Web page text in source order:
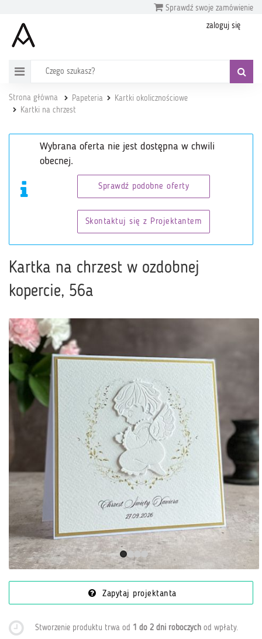
Sprawdź swoje zamówienie
zaloguj się
Strona główna Papeteria
Kartki okolicznościowe
Kartki na chrzest
Wybrana oferta nie jest dostępna w chwili
obecnej.
Sprawdź podobne oferty
Skontaktuj się z Projektantem
Kartka na chrzest w ozdobnej
kopercie, 56a
Zapytaj projektanta
Stworzenie produktu trwa od 1 do 2 dni roboczych od wpłaty.